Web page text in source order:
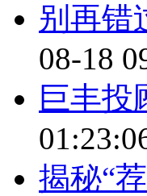
别再错
08-18
巨丰投
揭秘“